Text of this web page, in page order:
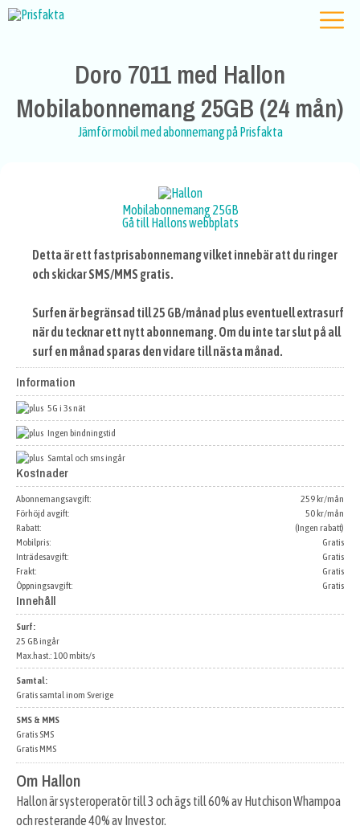
Doro 7011 med Hallon
Mobilabonnemang 25GB (24 mån)
Jämför mobil med abonnemang på Prisfakta
Mobilabonnemang 25GB
Gå till Hallons webbplats
Detta är ett fastprisabonnemang vilket innebär att du ringer
och skickar SMS/MMS gratis.
Surfen är begränsad till 25 GB/månad plus eventuell extrasurf
när du tecknar ett nytt abonnemang. Om du inte tar slut på all
surf en månad sparas den vidare till nästa månad.
Information
5G i 3s nät
Ingen bindningstid
Samtal och sms ingår
Kostnader
Abonnemangsavgift:
259 kr/mån
Förhöjd avgift:
50 kr/mån
Rabatt:
(Ingen rabatt)
Mobilpris:
Gratis
Inträdesavgift:
Gratis
Frakt:
Gratis
Öppningsavgift:
Gratis
Innehåll
Surf:
25 GB ingår
Max.hast.: 100 mbits/s
Samtal:
Gratis samtal inom Sverige
SMS & MMS
Gratis SMS
Gratis MMS
Om Hallon
Hallon är systeroperatör till 3 och ägs till 60% av Hutchison Whampoa
och resterande 40% av Investor.